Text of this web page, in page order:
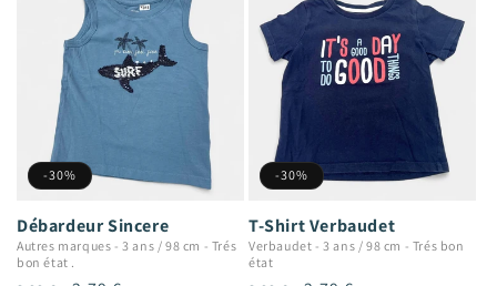
-30%
Débardeur Sincere
Autres marques -3 ans / 98 cm - Trés
bon état .
-30%
T-Shirt Verbaudet
Verbaudet -3 ans / 98 cm - Trés bon
état